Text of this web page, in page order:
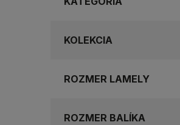
KOLEKCIA
ROZMER LAMELY
ROZMER BALÍKA